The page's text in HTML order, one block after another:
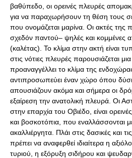
βαθύπεδο, οι ορεινές πλευρές
για να παραχωρήσουν τη θέση τους
που ονομάζεται μαρίνα. Οι ακτές της
σχεδόν παντού– ψηλές και κομμένες
(καλέτας). Το κλίμα στην ακτή είναι
στις νότιες πλευρές παρουσιάζεται
προαναγγέλλει το κλίμα της
αντιπροσωπεύει έναν χώρο όπου
απουσιάζουν ακόμα και σήμερα οι
εξαίρεση την ανατολική πλευρά. Οι
στην επαρχία του Οβιέδο, είναι
και βοσκοτόπια, που εναλλάσσονται
ακαλλιέργητα. Πλάι στις δασικές και
πρέπει να αναφερθεί ιδιαίτερα η
τυριού, η εξόρυξη σιδήρου και